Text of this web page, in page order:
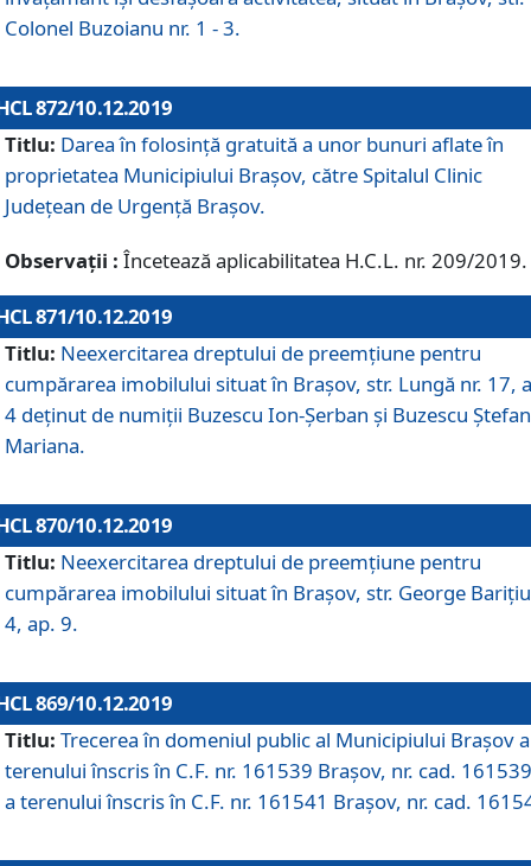
Colonel Buzoianu nr. 1 - 3.
872/10.12.2019
Titlu: Darea în folosinţă gratuită a unor bunuri aflate în
proprietatea Municipiului Braşov, către Spitalul Clinic
Judeţean de Urgenţă Braşov.
Observații : Încetează aplicabilitatea H.C.L. nr. 209/2019.
871/10.12.2019
Titlu: Neexercitarea dreptului de preemţiune pentru
cumpărarea imobilului situat în Braşov, str. Lungă nr. 17,
4 deţinut de numiţii Buzescu Ion-Şerban și Buzescu
Mariana.
870/10.12.2019
Titlu: Neexercitarea dreptului de preemţiune pentru
cumpărarea imobilului situat în Braşov, str. George
4, ap. 9.
869/10.12.2019
Titlu: Trecerea în domeniul public al Municipiului Braşov a
terenului înscris în C.F. nr. 161539 Brașov, nr. cad.
a terenului înscris în C.F. nr. 161541 Brașov, nr. cad.